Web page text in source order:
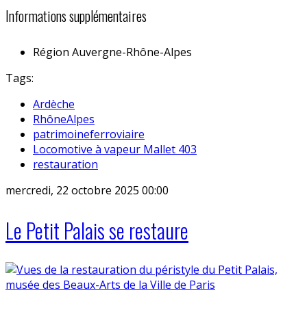
Informations supplémentaires
Région Auvergne-Rhône-Alpes
Tags:
Ardèche
RhôneAlpes
patrimoineferroviaire
Locomotive à vapeur Mallet 403
restauration
mercredi, 22 octobre 2025 00:00
Le Petit Palais se restaure